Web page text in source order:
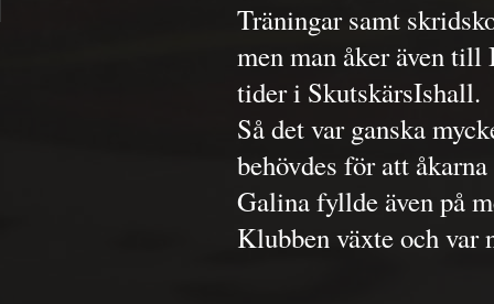
Träningar samt
men man åker även till
tider i SkutskärsIshall.
Så det var ganska
behövdes för att
Galina fyllde även på
Klubben växte och var